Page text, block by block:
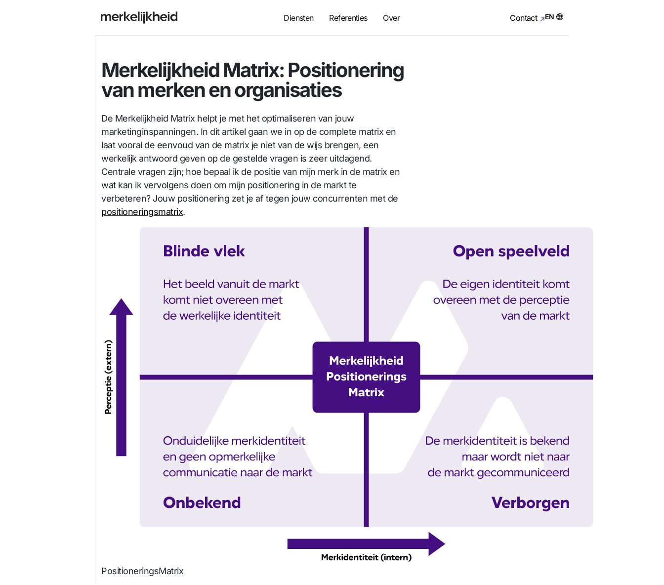
Diensten Referenties Over Contact EN
Merkelijkheid Matrix: Positionering
van merken en organisaties
De Merkelijkheid Matrix helpt je met het optimaliseren van jouw
marketinginspanningen. In dit artikel gaan we in op de complete matrix en
laat vooral de eenvoud van de matrix je niet van de wijs brengen, een
werkelijk antwoord geven op de gestelde vragen is zeer uitdagend.
Centrale vragen zijn; hoe bepaal ik de positie van mijn merk in de matrix en
wat kan ik vervolgens doen om mijn positionering in de markt te
verbeteren? Jouw positionering zet je af tegen jouw concurrenten met de
positioneringsmatrix.
PositioneringsMatrix